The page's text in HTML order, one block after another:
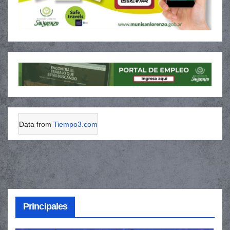
Data from Tiempo3.com
Principales